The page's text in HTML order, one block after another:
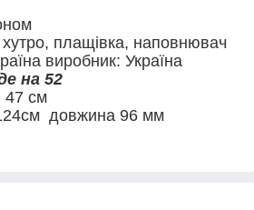
плащівка, наповнювач
виробник: Україна
на 52
47 см
довжина 96 мм